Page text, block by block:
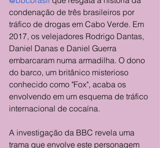
condenação de três brasileiros por
tráfico de drogas em Cabo Verde. Em
2017, os velejadores Rodrigo Dantas,
Daniel Danas e Daniel Guerra
embarcaram numa armadilha. O dono
do barco, um britânico misterioso
conhecido como "Fox", acaba os
envolvendo em um esquema de tráfico
internacional de cocaína.
A investigação da BBC revela uma
trama que envolve este personagem